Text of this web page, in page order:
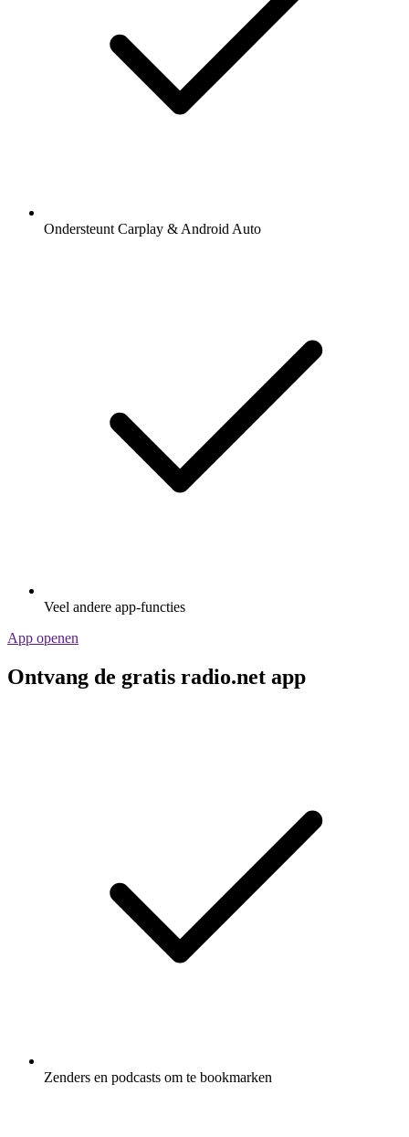
Ondersteunt Carplay & Android Auto
Veel andere app-functies
App openen
Ontvang de gratis radio.net app
Zenders en podcasts om te bookmarken